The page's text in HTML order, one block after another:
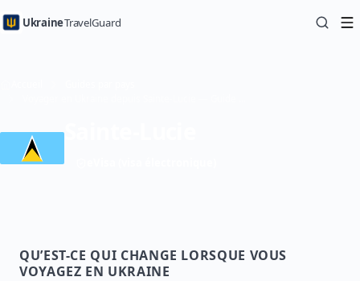
UkraineTravelGuard
QU’EST-CE QUI CHANGE LORSQUE VOUS
VOYAGEZ EN UKRAINE